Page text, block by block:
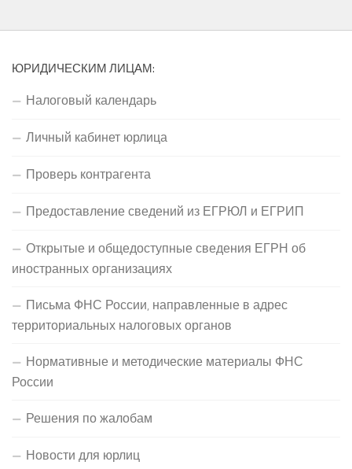
ЮРИДИЧЕСКИМ ЛИЦАМ:
Налоговый календарь
Личный кабинет юрлица
Проверь контрагента
Предоставление сведений из ЕГРЮЛ и ЕГРИП
Открытые и общедоступные сведения ЕГРН об
иностранных организациях
Письма ФНС России, направленные в адрес
территориальных налоговых органов
Нормативные и методические материалы ФНС
России
Решения по жалобам
Новости для юрлиц